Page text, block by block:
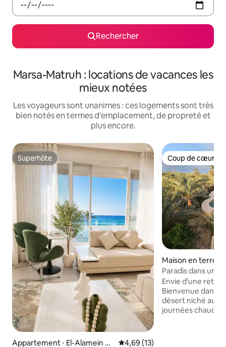
Rechercher
Marsa-Matruh : locations de vacances les
mieux notées
Les voyageurs sont unanimes : ces logements sont très
bien notés en termes d'emplacement, de propreté et
plus encore.
Superhôte
Superhôte
Appartement ⋅ El-Alamein Vill
Évaluation moyenne sur la
4,69 (13)
Coup de cœur
Coup de cœur
Maison en terre ⋅
Paradis dans une
piscine et brasero
Envie d'une
Bienvenue dans
désert niché au
journées